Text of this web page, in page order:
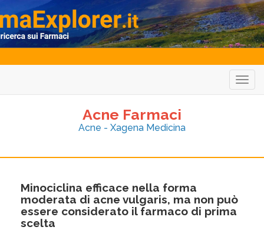
Acne Farmaci
Acne - Xagena Medicina
Minociclina efficace nella forma
moderata di acne vulgaris, ma non può
essere considerato il farmaco di prima
scelta